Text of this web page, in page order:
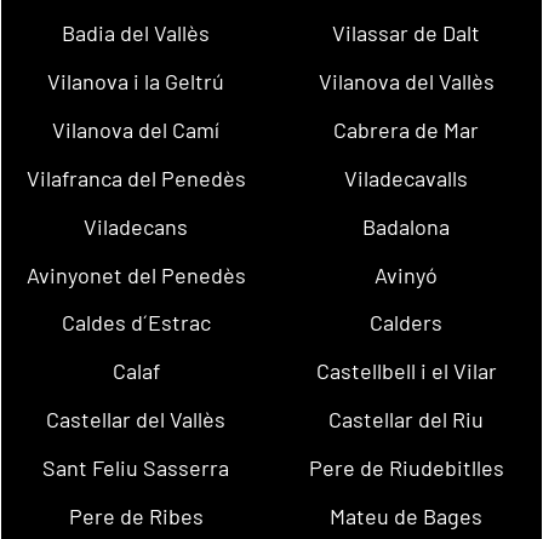
Badia del Vallès
Vilassar de Dalt
Vilanova i la Geltrú
Vilanova del Vallès
Vilanova del Camí
Cabrera de Mar
Vilafranca del Penedès
Viladecavalls
Viladecans
Badalona
Avinyonet del Penedès
Avinyó
Caldes d´Estrac
Calders
Calaf
Castellbell i el Vilar
Castellar del Vallès
Castellar del Riu
Sant Feliu Sasserra
Pere de Riudebitlles
Pere de Ribes
Mateu de Bages